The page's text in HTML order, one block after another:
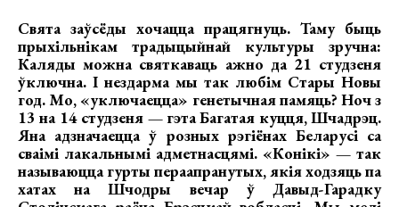
Свята заўсёды хочацца працягнуць. Таму быць
прыхільнікам традыцыйнай культуры зручна:
Каляды можна святкаваць ажно да 21 студзеня
ўключна. І нездарма мы так любім Стары Новы
год. Мо, «уключаецца» генетычная памяць? Ноч з
13 на 14 студзеня — гэта Багатая куцця, Шчадрэц.
Яна адзначаецца ў розных рэгіёнах Беларусі са
сваімі лакальнымі адметнасцямі. «Конікі» — так
называюцца гурты пераапранутых, якія ходзяць па
хатах на Шчодры вечар ў Давыд-Гарадку